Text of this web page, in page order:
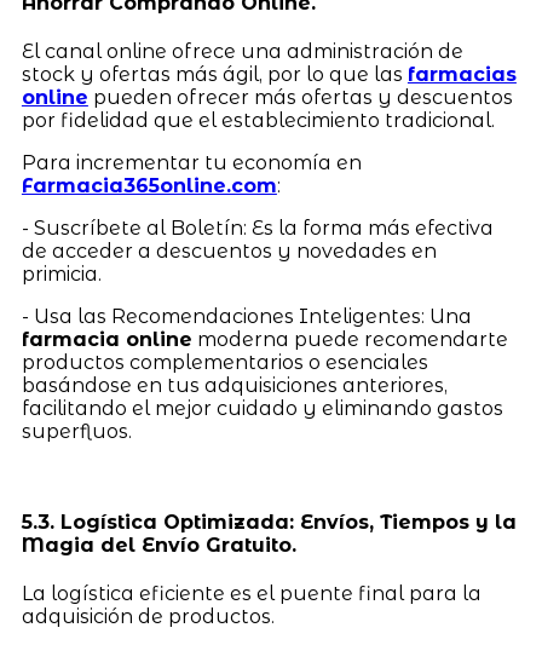
El canal online ofrece una administración de
stock y ofertas más ágil, por lo que las farmacias
online pueden ofrecer más ofertas y descuentos
por fidelidad que el establecimiento tradicional.
Para incrementar tu economía en
Farmacia365online.com:
- Suscríbete al Boletín: Es la forma más efectiva
de acceder a descuentos y novedades en
primicia.
- Usa las Recomendaciones Inteligentes: Una
farmacia online moderna puede recomendarte
productos complementarios o esenciales
basándose en tus adquisiciones anteriores,
facilitando el mejor cuidado y eliminando gastos
superfluos.
5.3. Logística Optimizada: Envíos, Tiempos y la
Magia del Envío Gratuito.
La logística eficiente es el puente final para la
adquisición de productos.